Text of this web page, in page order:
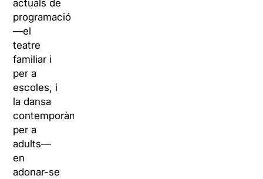
actuals de
programació
—el
teatre
familiar i
per a
escoles, i
la dansa
contemporània
per a
adults—
en
adonar-se